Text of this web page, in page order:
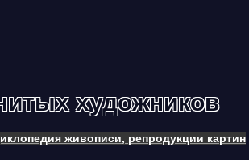
художников
живописи, репродукции картин